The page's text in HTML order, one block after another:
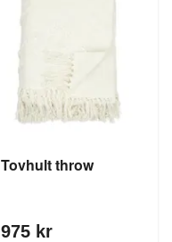
Tovhult throw
975 kr